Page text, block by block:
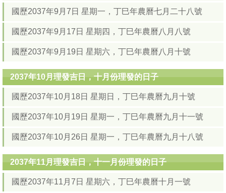
國歷2037年9月7日 星期一，丁巳年農曆七月二十八號
國歷2037年9月17日 星期四，丁巳年農曆八月八號
國歷2037年9月19日 星期六，丁巳年農曆八月十號
2037年10月理發吉日，十月份理發的日子
國歷2037年10月18日 星期日，丁巳年農曆九月十號
國歷2037年10月19日 星期一，丁巳年農曆九月十一號
國歷2037年10月26日 星期一，丁巳年農曆九月十八號
2037年11月理發吉日，十一月份理發的日子
國歷2037年11月7日 星期六，丁巳年農曆十月一號